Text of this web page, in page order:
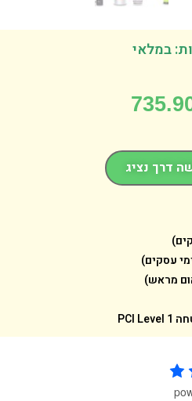
במלאי
נציג